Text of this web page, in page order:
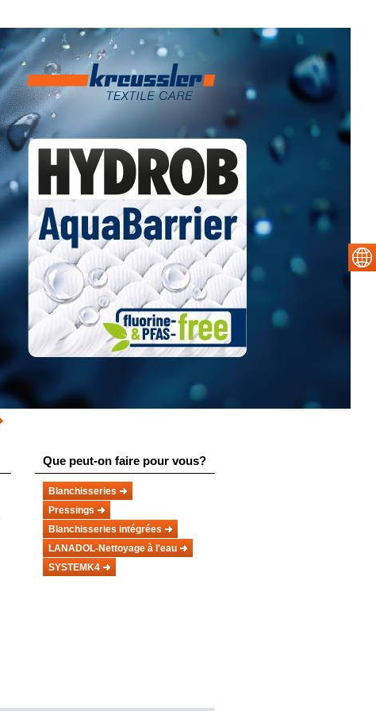
Que peut-on faire pour vous?
Blanchisseries
Pressings
Blanchisseries intégrées
LANADOL-Nettoyage à l'eau
SYSTEMK4